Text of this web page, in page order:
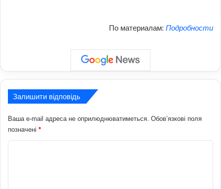
По материалам: Подробности
Залишити відповідь
Ваша e-mail адреса не оприлюднюватиметься. Обов’язкові поля
позначені *